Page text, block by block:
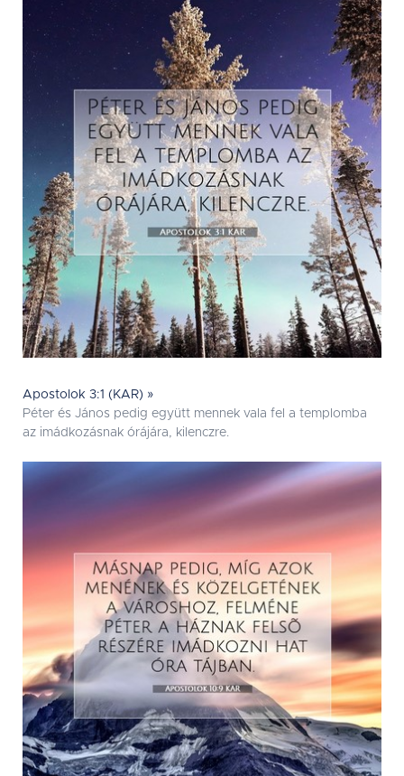
Apostolok 3:1 (KAR) »
Péter és János pedig együtt mennek vala fel a templomba
az imádkozásnak órájára, kilenczre.